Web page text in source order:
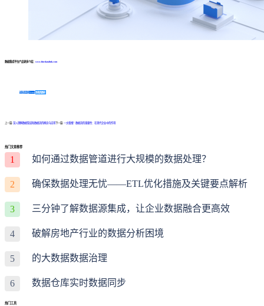
数据集成平台产品更多介绍： www.finedatalink.com
免费体验Demo 咨询方案
上一篇: 深入理解数据管道和数据流的概念与应用下一篇: 一文看懂！数据流的重要性：在现代企业中的作用
热门文章推荐
1 如何通过数据管道进行大规模的数据处理？
2 确保数据处理无忧——ETL优化措施及关键要点解析
3 三分钟了解数据源集成，让企业数据融合更高效
4 破解房地产行业的数据分析困境
5 的大数据数据治理
6 数据仓库实时数据同步
热门工具